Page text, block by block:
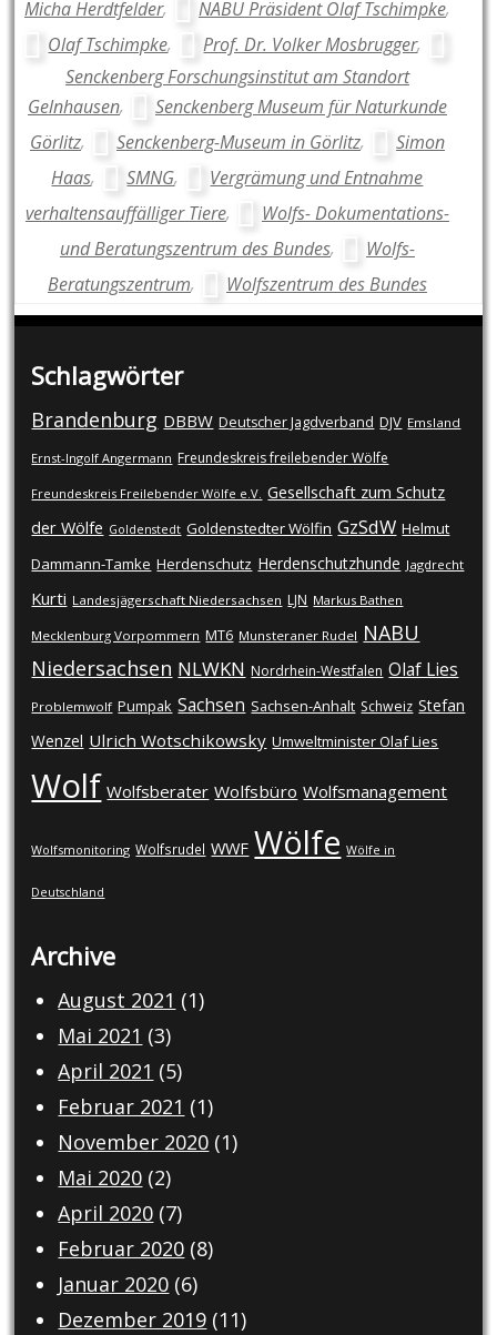
Micha Herdtfelder, NABU Präsident Olaf Tschimpke,
Olaf Tschimpke, Prof. Dr. Volker Mosbrugger,
Senckenberg Forschungsinstitut am Standort
Gelnhausen,
Senckenberg Museum für Naturkunde
Görlitz, Senckenberg-Museum in Görlitz,
Simon
Haas, SMNG,
Vergrämung und Entnahme
verhaltensauffälliger Tiere,
Wolfs- Dokumentations-
und Beratungszentrum des Bundes,
Wolfs-
Beratungszentrum, Wolfszentrum des Bundes
Schlagwörter
Brandenburg DBBW Deutscher Jagdverband DJV Emsland
Ernst-Ingolf Angermann Freundeskreis freilebender Wölfe
Freundeskreis Freilebender Wölfe e.V. Gesellschaft zum Schutz
der Wölfe Goldenstedt Goldenstedter Wölfin GzSdW Helmut
Dammann-Tamke Herdenschutz Herdenschutzhunde Jagdrecht
Kurti Landesjägerschaft Niedersachsen LJN Markus Bathen
Mecklenburg Vorpommern MT6 Munsteraner Rudel NABU
Niedersachsen NLWKN Nordrhein-Westfalen Olaf Lies
Problemwolf Pumpak Sachsen Sachsen-Anhalt Schweiz Stefan
Wenzel Ulrich Wotschikowsky Umweltminister Olaf Lies
Wolf Wolfsberater Wolfsbüro Wolfsmanagement
Wolfsmonitoring Wolfsrudel WWF Wölfe Wölfe in
Deutschland
Archive
August 2021 (1)
Mai 2021 (3)
April 2021 (5)
Februar 2021 (1)
November 2020 (1)
Mai 2020 (2)
April 2020 (7)
Februar 2020 (8)
Januar 2020 (6)
Dezember 2019 (11)